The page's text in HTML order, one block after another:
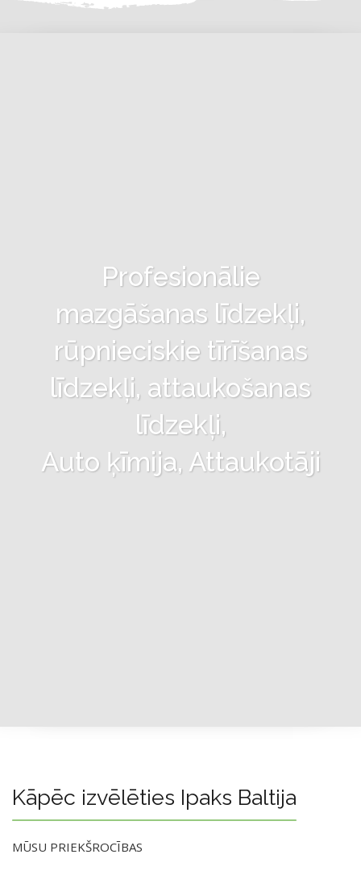
Profesionālie
mazgāšanas līdzekļi,
rūpnieciskie tīrīšanas
līdzekļi, attaukošanas
līdzekļi,
Auto ķīmija, Attaukotāji
Kāpēc izvēlēties Ipaks Baltija
MŪSU PRIEKŠROCĪBAS